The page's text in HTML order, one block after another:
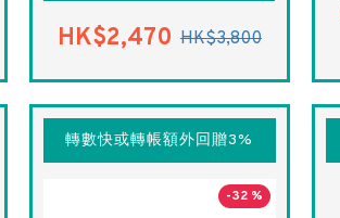
HK$2,470 HK$3,800
轉數快或轉帳額外回贈3%
-32 %